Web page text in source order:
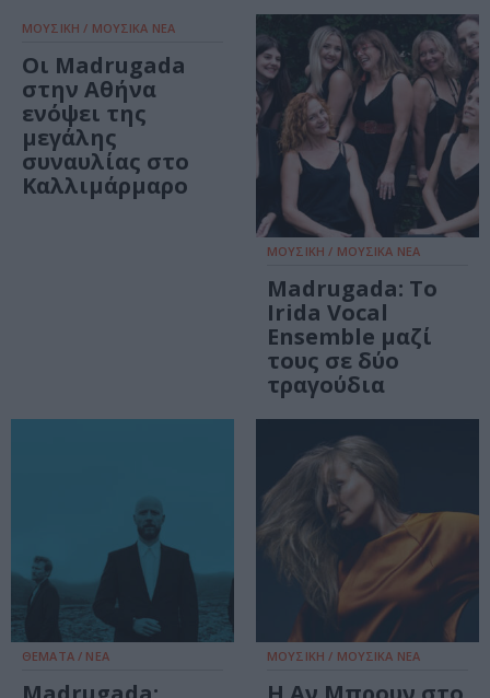
ΜΟΥΣΙΚΗ / ΜΟΥΣΙΚΑ ΝΕΑ
Οι Madrugada
στην Αθήνα
ενόψει της
μεγάλης
συναυλίας στο
Καλλιμάρμαρο
ΜΟΥΣΙΚΗ / ΜΟΥΣΙΚΑ ΝΕΑ
Madrugada: Το
Irida Vocal
Ensemble μαζί
τους σε δύο
τραγούδια
ΘΕΜΑΤΑ / ΝΕΑ ΜΟΥΣΙΚΗ / ΜΟΥΣΙΚΑ ΝΕΑ